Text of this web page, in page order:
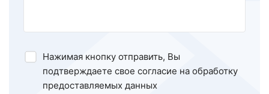
Нажимая кнопку отправить, Вы
подтверждаете свое согласие на обработку
предоставляемых данных